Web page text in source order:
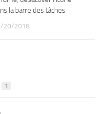
la barre des tâches
20/2018
1